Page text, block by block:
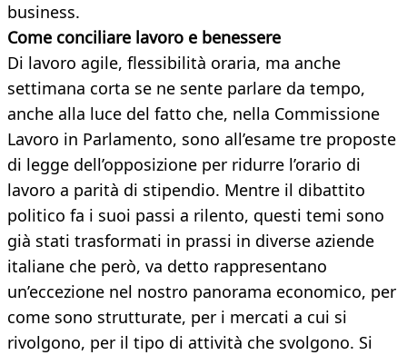
business.
Come conciliare lavoro e benessere
Di lavoro agile, flessibilità oraria, ma anche
settimana corta se ne sente parlare da tempo,
anche alla luce del fatto che, nella Commissione
Lavoro in Parlamento, sono all’esame tre proposte
di legge dell’opposizione per ridurre l’orario di
lavoro a parità di stipendio. Mentre il dibattito
politico fa i suoi passi a rilento, questi temi sono
già stati trasformati in prassi in diverse aziende
italiane che però, va detto rappresentano
un’eccezione nel nostro panorama economico, per
come sono strutturate, per i mercati a cui si
rivolgono, per il tipo di attività che svolgono. Si